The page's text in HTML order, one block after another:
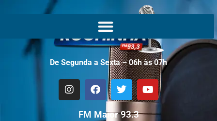
De Segunda a Sexta – 06h às 07h
FM Maior 93.3